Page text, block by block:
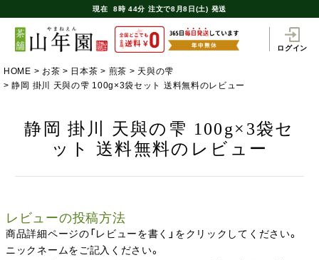
現在 8時 44分 注文で8月8日(土) 発送
ログイン
HOME お茶 日本茶 煎茶
天與の雫
静岡 掛川 天與の雫 100g×3袋セット 送料無料のレビュー
静岡 掛川 天與の雫 100g×3袋セ
ット 送料無料のレビュー
レビューの投稿方法
商品詳細ページの「レビューを書く」をクリックしてください。
ニックネームをご記入ください。